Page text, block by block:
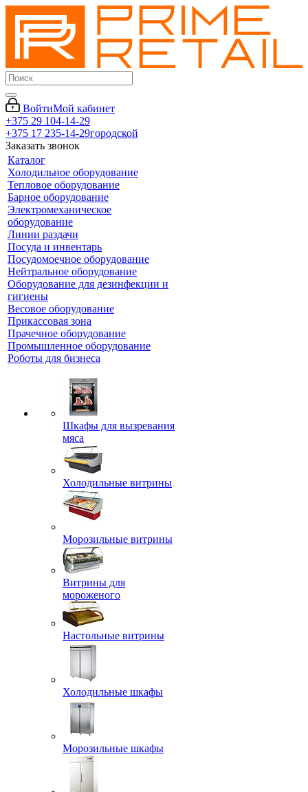
ВойтиМой кабинет
+375 29 104-14-29
+375 17 235-14-29городской
Заказать звонок
Каталог
Холодильное оборудование
Тепловое оборудование
Барное оборудование
Электромеханическое
оборудование
Линии раздачи
Посуда и инвентарь
Посудомоечное оборудование
Нейтральное оборудование
Оборудование для дезинфекции и
гигиены
Весовое оборудование
Прикассовая зона
Прачечное оборудование
Промышленное оборудование
Роботы для бизнеса
Шкафы для вызревания
мяса
Холодильные витрины
Морозильные витрины
Витрины для
мороженого
Настольные витрины
Холодильные шкафы
Морозильные шкафы